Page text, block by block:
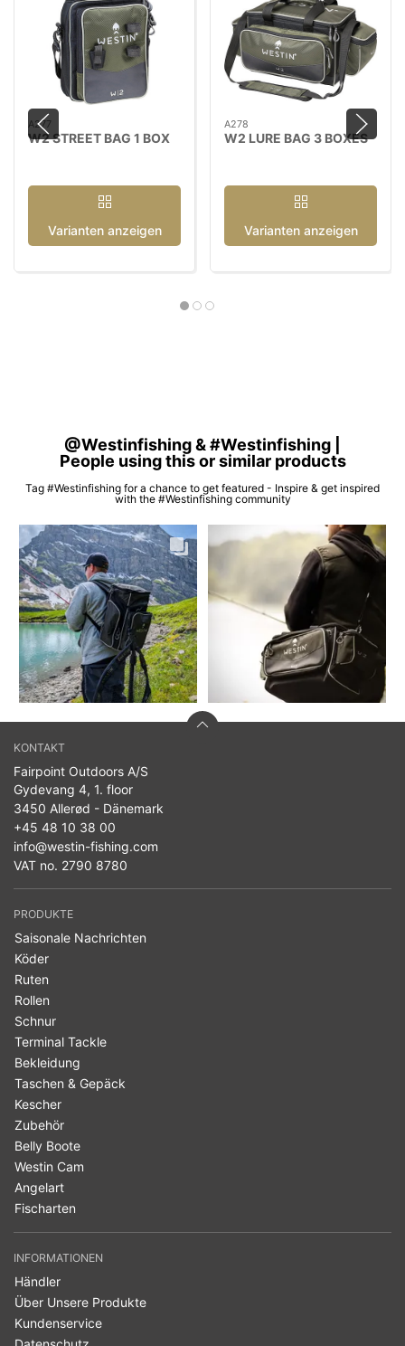
A277
W2 STREET BAG 1 BOX
Varianten anzeigen
A278
W2 LURE BAG 3 BOXES
Varianten anzeigen
@Westinfishing & #Westinfishing |
People using this or similar products
Tag #Westinfishing for a chance to get featured - Inspire & get inspired
with the #Westinfishing community
KONTAKT
Fairpoint Outdoors A/S
Gydevang 4, 1. floor
3450 Allerød - Dänemark
+45 48 10 38 00
info@westin-fishing.com
VAT no. 2790 8780
PRODUKTE
Saisonale Nachrichten
Köder
Ruten
Rollen
Schnur
Terminal Tackle
Bekleidung
Taschen & Gepäck
Kescher
Zubehör
Belly Boote
Westin Cam
Angelart
Fischarten
INFORMATIONEN
Händler
Über Unsere Produkte
Kundenservice